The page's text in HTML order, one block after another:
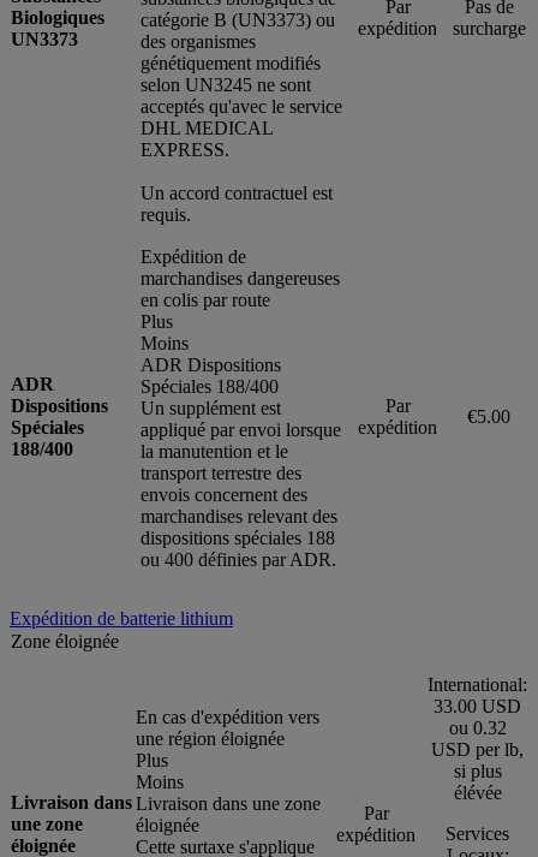
Biologiques
UN3373
catégorie B (UN3373) ou
des organismes
génétiquement modifiés
selon UN3245 ne sont
acceptés qu'avec le service
DHL MEDICAL
EXPRESS.
Un accord contractuel est
requis.
Par
expédition
Pas de
surcharge
ADR
Dispositions
Spéciales
188/400
Expédition de
marchandises dangereuses
en colis par route
Plus
Moins
ADR Dispositions
Spéciales 188/400
Un supplément est
appliqué par envoi lorsque
la manutention et le
transport terrestre des
envois concernent des
marchandises relevant des
dispositions spéciales 188
ou 400 définies par ADR.
Par
expédition
€5.00
Expédition de batterie lithium
Zone éloignée
Livraison dans
une zone
éloignée
En cas d'expédition vers
une région éloignée
Plus
Moins
Livraison dans une zone
éloignée
Cette surtaxe s'applique
Par
expédition
International:
33.00 USD
ou 0.32
USD per lb,
si plus
élévée
Services